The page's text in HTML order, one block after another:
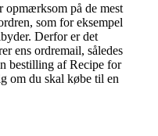
opmærksom på de mest
som for eksempel
Derfor er det
ens ordremail, således
bestilling af Recipe for
om du skal købe til en